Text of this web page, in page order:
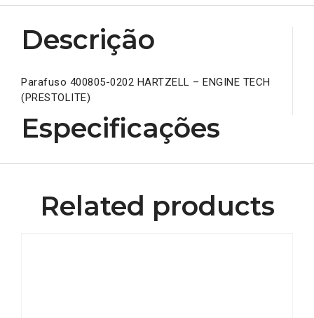
Descrição
Parafuso 400805-0202 HARTZELL – ENGINE TECH
(PRESTOLITE)
Especificações
Related products